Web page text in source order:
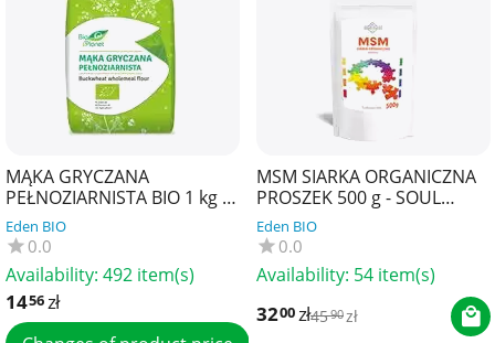
MĄKA GRYCZANA
PEŁNOZIARNISTA BIO 1 kg -
BIO PLANET
Eden BIO
0.0
Availability: 492 item(s)
1456zł
MSM SIARKA ORGANICZNA
PROSZEK 500 g - SOUL
FARM
Eden BIO
0.0
Availability: 54 item(s)
3200zł4590zł